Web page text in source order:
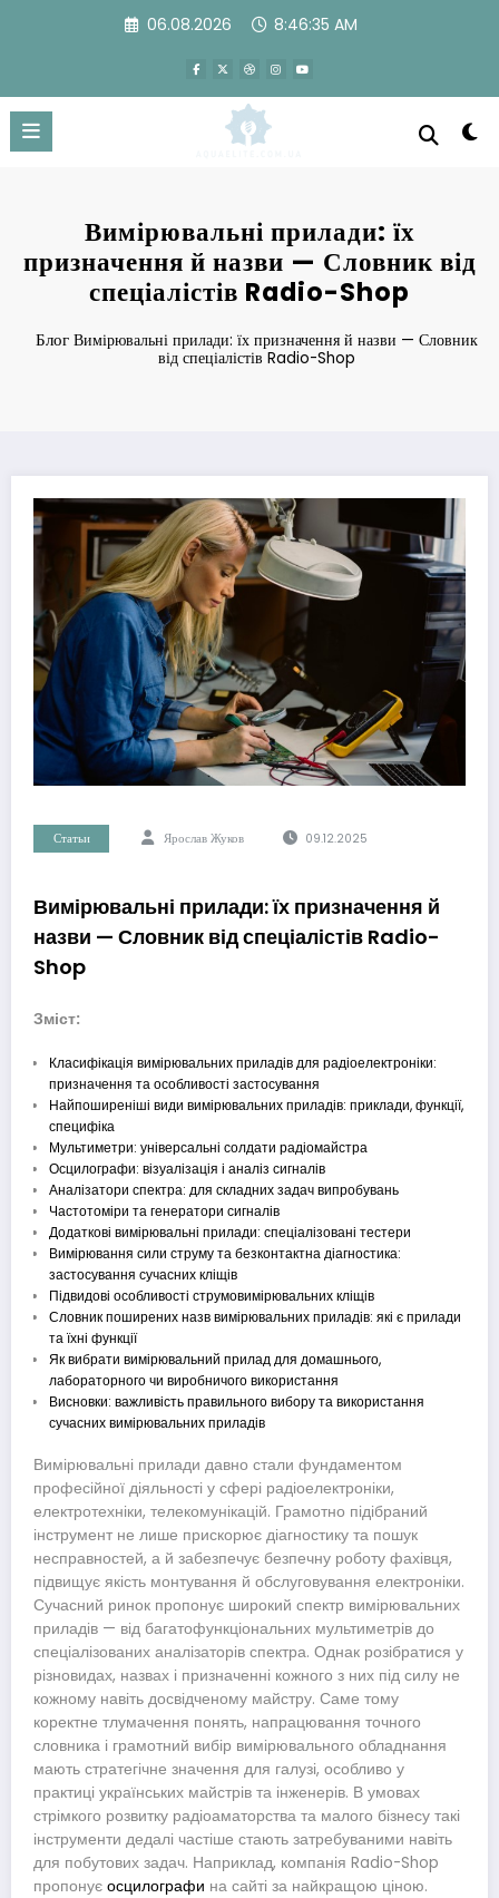
06.08.2026 8:46:36 AM
Вимірювальні прилади: їх
призначення й назви — Словник від
спеціалістів Radio-Shop
Блог Вимірювальні прилади: їх призначення й назви — Словник
від спеціалістів Radio-Shop
Статьи Ярослав Жуков 09.12.2025
Вимірювальні прилади: їх призначення й
назви — Словник від спеціалістів Radio-
Shop
Зміст:
Класифікація вимірювальних приладів для радіоелектроніки:
призначення та особливості застосування
Найпоширеніші види вимірювальних приладів: приклади, функції,
специфіка
Мультиметри: універсальні солдати радіомайстра
Осцилографи: візуалізація і аналіз сигналів
Аналізатори спектра: для складних задач випробувань
Частотоміри та генератори сигналів
Додаткові вимірювальні прилади: спеціалізовані тестери
Вимірювання сили струму та безконтактна діагностика:
застосування сучасних кліщів
Підвидові особливості струмовимірювальних кліщів
Словник поширених назв вимірювальних приладів: які є прилади
та їхні функції
Як вибрати вимірювальний прилад для домашнього,
лабораторного чи виробничого використання
Висновки: важливість правильного вибору та використання
сучасних вимірювальних приладів
Вимірювальні прилади давно стали фундаментом
професійної діяльності у сфері радіоелектроніки,
електротехніки, телекомунікацій. Грамотно підібраний
інструмент не лише прискорює діагностику та пошук
несправностей, а й забезпечує безпечну роботу фахівця,
підвищує якість монтування й обслуговування електроніки.
Сучасний ринок пропонує широкий спектр вимірювальних
приладів — від багатофункціональних мультиметрів до
спеціалізованих аналізаторів спектра. Однак розібратися у
різновидах, назвах і призначенні кожного з них під силу не
кожному навіть досвідченому майстру. Саме тому
коректне тлумачення понять, напрацювання точного
словника і грамотний вибір вимірювального обладнання
мають стратегічне значення для галузі, особливо у
практиці українських майстрів та інженерів. В умовах
стрімкого розвитку радіоаматорства та малого бізнесу такі
інструменти дедалі частіше стають затребуваними навіть
для побутових задач. Наприклад, компанія Radio-Shop
пропонує осцилографи на сайті за найкращою ціною.